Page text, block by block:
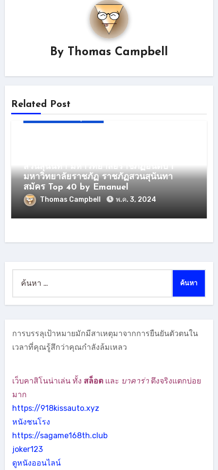
By Thomas Campbell
Related Post
สวนสุนันทา มหาวิทยาลัยราชภัฏอันดับ 1
มหาวิทยาลัยราชภัฏ ราชภัฏสวนสุนันทา
สมัคร Top 40 by Emanuel
Thomas Campbell พ.ค. 3, 2024
สำหรับ:
การบรรลุเป้าหมายมักมีสาเหตุมาจากการยืนยันตัวตนใน
เวลาที่คุณรู้สึกว่าคุณกำลังล้มเหลว
เว็บคาสิโนน่าเล่น ทั้ง สล็อตและ บาคาร่าตึงจริงแตกบ่อย
มาก
https://918kissauto.xyz
หนังชนโรง
https://sagame168th.club
joker123
ดูหนังออนไลน์